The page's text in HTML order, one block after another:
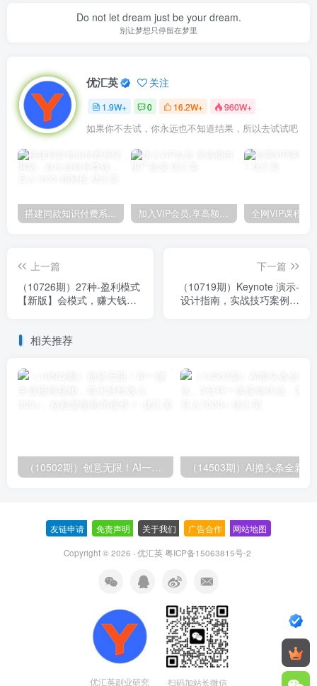
Do not let dream just be your dream.
别让梦想只停留在梦里
优汇英 关注
1.9W+ 0 16.2W+ 960W+
如果你不去试，你永远也不知道结果，所以去试试吧
搭建同款知识付费系统网站，自己做站长挣钱，日入1000+很轻松 加入VIP会员,享高额的推广提成
上一篇
（10726期）27种-盈利模式
【新版】会模式，赚大钱，
下一篇
（10719期）Keynote 演示-
设计指南，实战技巧案例，
相关推荐
（10502期）创意无限！AI一键生成漫画视频，每天轻松收入300+，粘贴复制简单操作！
友链申请 免责声明 关于我们 广告合作 网站地图
Copyright © 2026 · 优汇英粤ICP备15063815号-2
优汇英副业研究 扫码加站长微信